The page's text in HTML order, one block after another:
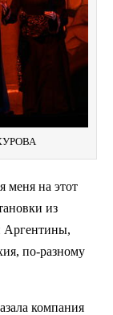
меня на этот
из
Аргентины,
по-разному
компания